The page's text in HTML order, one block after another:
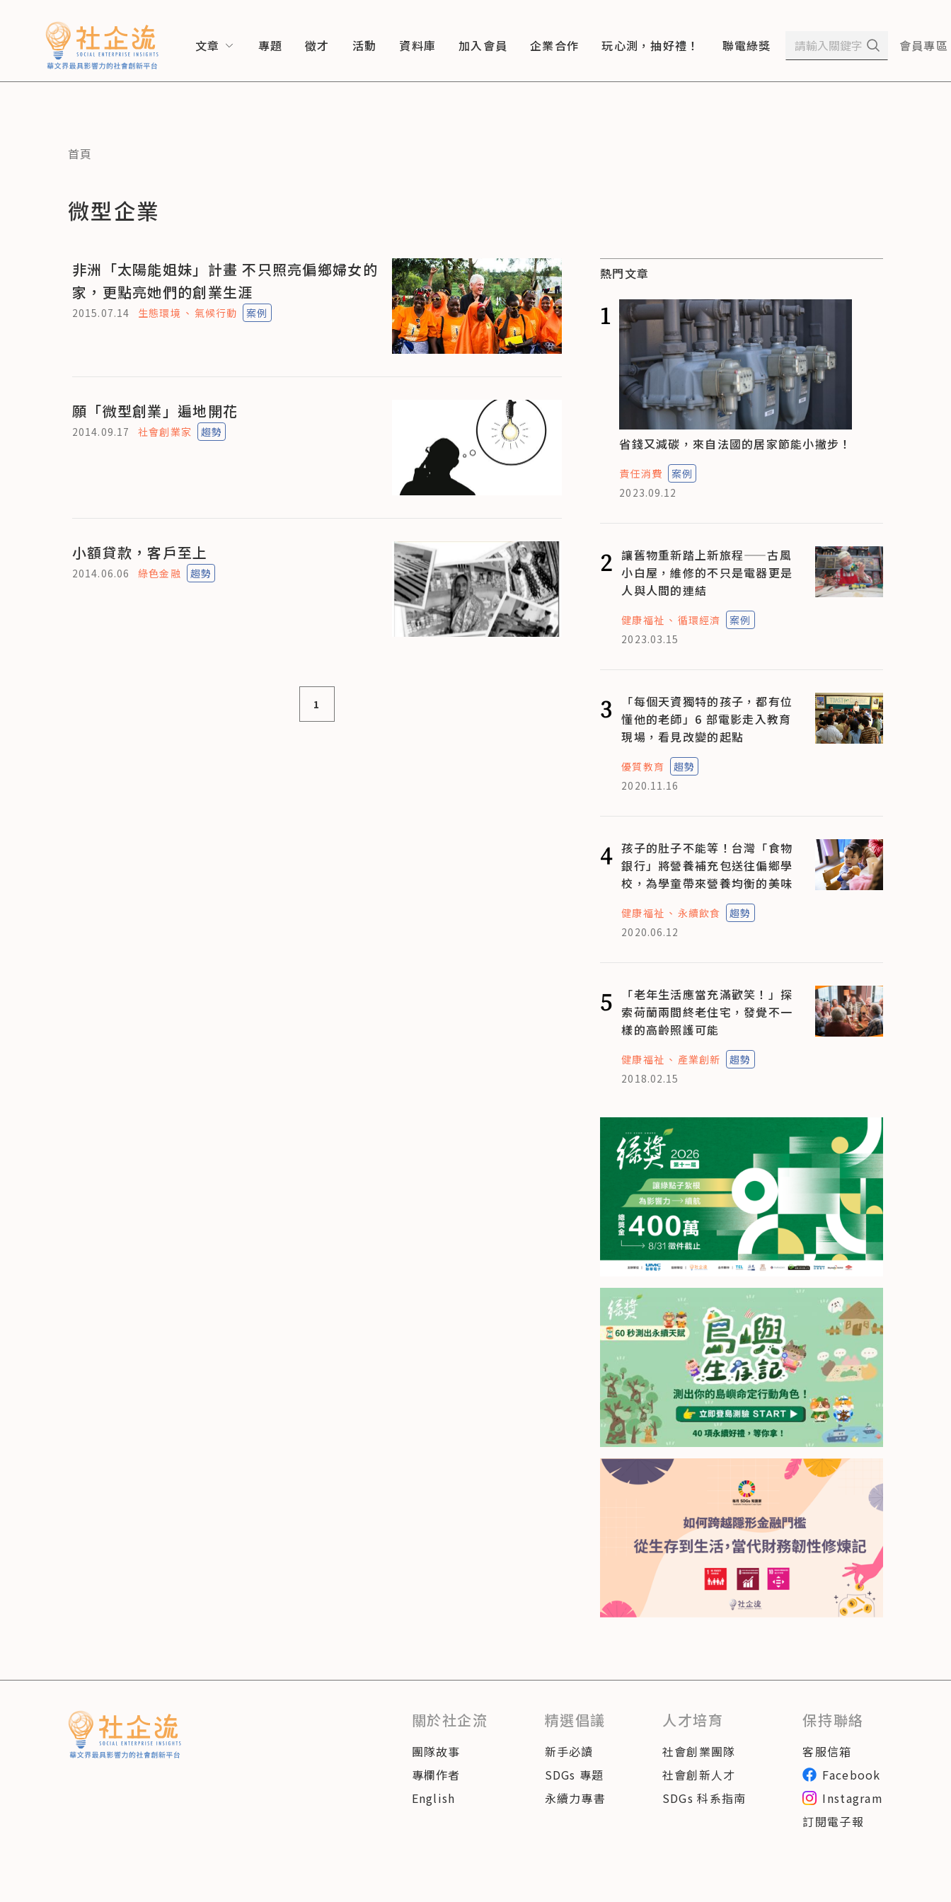
文章 專題 徵才 活動 資料庫 加入會員 企業合作 玩心測，抽好禮！ 聯電綠獎 會員專區
首頁
微型企業
非洲「太陽能姐妹」計畫 不只照亮偏鄉婦女的
家，更點亮她們的創業生涯
2015.07.14 生態環境 氣候行動 案例
願「微型創業」遍地開花
2014.09.17 社會創業家 趨勢
小額貸款，客戶至上
2014.06.06 綠色金融 趨勢
1
熱門文章
1
省錢又減碳，來自法國的居家節能小撇步！
責任消費
案例
2023.09.12
2 讓舊物重新踏上新旅程——古風
小白屋，維修的不只是電器更是
人與人間的連結
健康福祉 循環經濟
案例
2023.03.15
3
「每個天資獨特的孩子，都有位
懂他的老師」6 部電影走入教育
現場，看見改變的起點
優質教育
趨勢
2020.11.16
4 孩子的肚子不能等！台灣「食物
銀行」將營養補充包送往偏鄉學
校，為學童帶來營養均衡的美味
健康福祉 永續飲食
趨勢
2020.06.12
5
「老年生活應當充滿歡笑！」探
索荷蘭兩間終老住宅，發覺不一
樣的高齡照護可能
健康福祉 產業創新
趨勢
2018.02.15
關於社企流
團隊故事
專欄作者
English
精選倡議
新手必讀
SDGs 專題
永續力專書
人才培育
社會創業團隊
社會創新人才
SDGs 科系指南
保持聯絡
客服信箱
Facebook
Instagram
訂閱電子報